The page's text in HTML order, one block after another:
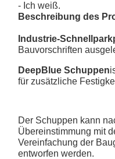
- Ich weiß.
Beschreibung des
Industrie-
Bauvorschriften
DeepBlue Schuppen
für zusätzliche
Der Schuppen kann
Übereinstimmung mit
Vereinfachung der
entworfen werden.